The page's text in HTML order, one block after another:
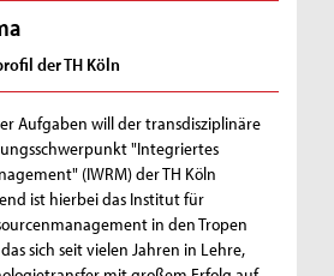
der TH Köln
Aufgaben will der transdisziplinäre
"Integriertes
(IWRM) der TH Köln
ist hierbei das Institut für
in den Tropen
sich seit vielen Jahren in Lehre,